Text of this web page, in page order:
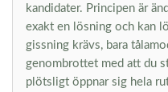
kandidater. Principen är
exakt en lösning och kan
gissning krävs, bara
genombrottet med att du
plötsligt öppnar sig hela